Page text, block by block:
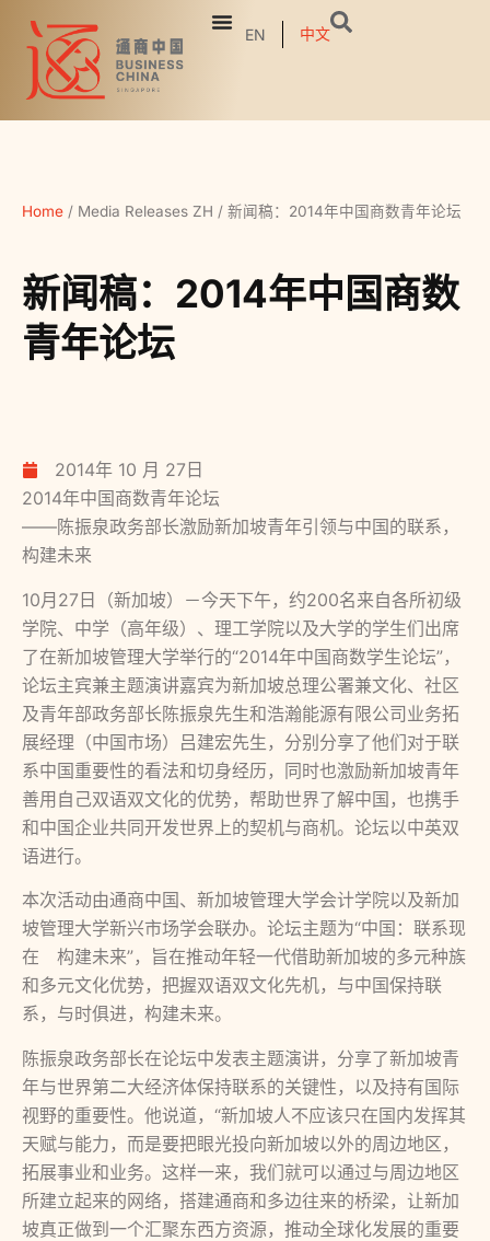
EN 中文
Home / Media Releases ZH / 新闻稿：2014年中国商数青年论坛
新闻稿：2014年中国商数
青年论坛
2014年 10 月 27日
2014年中国商数青年论坛
——陈振泉政务部长激励新加坡青年引领与中国的联系，
构建未来
10月27日（新加坡）－今天下午，约200名来自各所初级
学院、中学（高年级）、理工学院以及大学的学生们出席
了在新加坡管理大学举行的“2014年中国商数学生论坛”，
论坛主宾兼主题演讲嘉宾为新加坡总理公署兼文化、社区
及青年部政务部长陈振泉先生和浩瀚能源有限公司业务拓
展经理（中国市场）吕建宏先生，分别分享了他们对于联
系中国重要性的看法和切身经历，同时也激励新加坡青年
善用自己双语双文化的优势，帮助世界了解中国，也携手
和中国企业共同开发世界上的契机与商机。论坛以中英双
语进行。
本次活动由通商中国、新加坡管理大学会计学院以及新加
坡管理大学新兴市场学会联办。论坛主题为“中国：联系现
在 构建未来”，旨在推动年轻一代借助新加坡的多元种族
和多元文化优势，把握双语双文化先机，与中国保持联
系，与时俱进，构建未来。
陈振泉政务部长在论坛中发表主题演讲，分享了新加坡青
年与世界第二大经济体保持联系的关键性，以及持有国际
视野的重要性。他说道，“新加坡人不应该只在国内发挥其
天赋与能力，而是要把眼光投向新加坡以外的周边地区，
拓展事业和业务。这样一来，我们就可以通过与周边地区
所建立起来的网络，搭建通商和多边往来的桥梁，让新加
坡真正做到一个汇聚东西方资源，推动全球化发展的重要